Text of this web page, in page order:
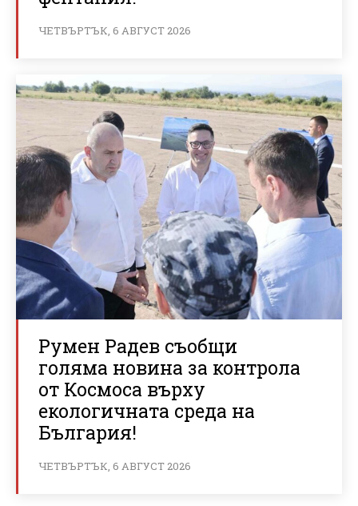
ЧЕТВЪРТЪК, 6 АВГУСТ 2026
Румен Радев съобщи
голяма новина за контрола
от Космоса върху
екологичната среда на
България!
ЧЕТВЪРТЪК, 6 АВГУСТ 2026